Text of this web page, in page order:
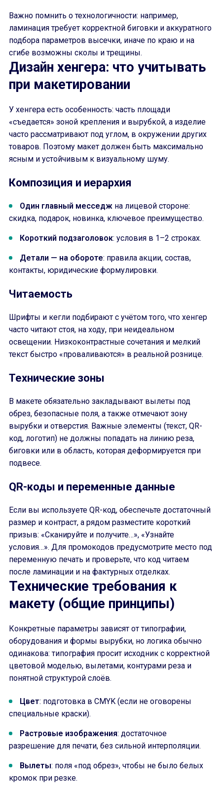
Важно помнить о технологичности: например,
ламинация требует корректной биговки и аккуратного
подбора параметров высечки, иначе по краю и на
сгибе возможны сколы и трещины.
Дизайн хенгера: что учитывать
при макетировании
У хенгера есть особенность: часть площади
«съедается» зоной крепления и вырубкой, а изделие
часто рассматривают под углом, в окружении других
товаров. Поэтому макет должен быть максимально
ясным и устойчивым к визуальному шуму.
Композиция и иерархия
Один главный месседж на лицевой стороне:
скидка, подарок, новинка, ключевое преимущество.
Короткий подзаголовок: условия в 1–2 строках.
Детали — на обороте: правила акции, состав,
контакты, юридические формулировки.
Читаемость
Шрифты и кегли подбирают с учётом того, что хенгер
часто читают стоя, на ходу, при неидеальном
освещении. Низкоконтрастные сочетания и мелкий
текст быстро «проваливаются» в реальной рознице.
Технические зоны
В макете обязательно закладывают вылеты под
обрез, безопасные поля, а также отмечают зону
вырубки и отверстия. Важные элементы (текст, QR-
код, логотип) не должны попадать на линию реза,
биговки или в область, которая деформируется при
подвесе.
QR-коды и переменные данные
Если вы используете QR-код, обеспечьте достаточный
размер и контраст, а рядом разместите короткий
призыв: «Сканируйте и получите…», «Узнайте
условия…». Для промокодов предусмотрите место под
переменную печать и проверьте, что код читаем
после ламинации и на фактурных отделках.
Технические требования к
макету (общие принципы)
Конкретные параметры зависят от типографии,
оборудования и формы вырубки, но логика обычно
одинакова: типография просит исходник с корректной
цветовой моделью, вылетами, контурами реза и
понятной структурой слоёв.
Цвет: подготовка в CMYK (если не оговорены
специальные краски).
Растровые изображения: достаточное
разрешение для печати, без сильной интерполяции.
Вылеты: поля «под обрез», чтобы не было белых
кромок при резке.